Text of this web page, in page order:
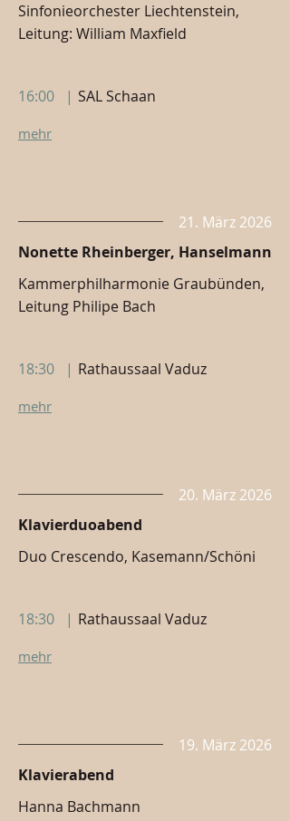
Sinfonieorchester Liechtenstein,
Leitung: William Maxfield
16:00 | SAL Schaan
mehr
21. März 2026
Nonette Rheinberger, Hanselmann
Kammerphilharmonie Graubünden,
Leitung Philipe Bach
18:30 | Rathaussaal Vaduz
mehr
20. März 2026
Klavierduoabend
Duo Crescendo, Kasemann/Schöni
18:30 | Rathaussaal Vaduz
mehr
19. März 2026
Klavierabend
Hanna Bachmann